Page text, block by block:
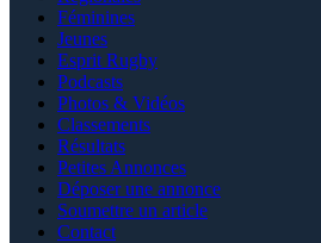
Féminines
Jeunes
Esprit Rugby
Podcasts
Photos & Vidéos
Classements
Résultats
Petites Annonces
Déposer une annonce
Soumettre un article
Contact